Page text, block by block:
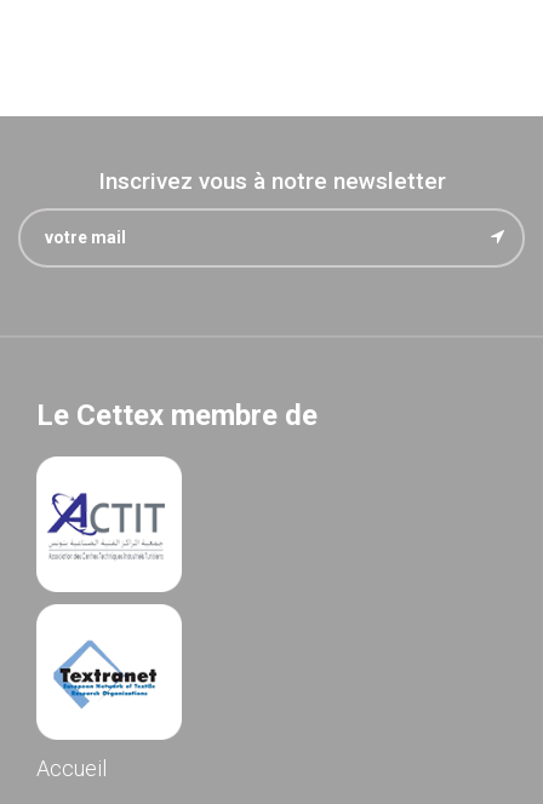
Inscrivez vous à notre newsletter
Le Cettex membre de
Accueil